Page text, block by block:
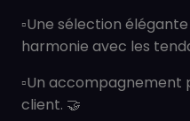
▫️Une sélection
harmonie avec les
▫️Un accompagnement
client. 🤝